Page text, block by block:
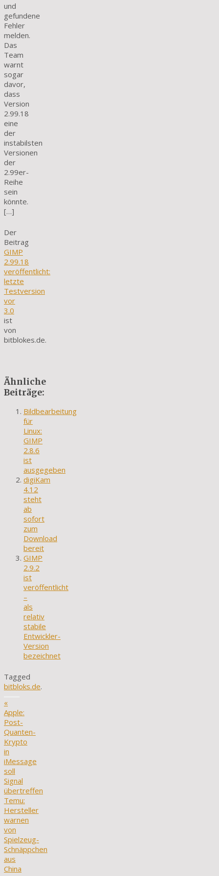
und
gefundene
Fehler
melden.
Das
Team
warnt
sogar
davor,
dass
Version
2.99.18
eine
der
instabilsten
Versionen
der
2.99er-
Reihe
sein
könnte.
[…]
Der
Beitrag
GIMP
2.99.18
veröffentlicht:
letzte
Testversion
vor
3.0
ist
von
bitblokes.de.
Ähnliche
Beiträge:
Bildbearbeitung
für
Linux:
GIMP
2.8.6
ist
ausgegeben
digiKam
4.12
steht
ab
sofort
zum
Download
bereit
GIMP
2.9.2
ist
veröffentlicht
–
als
relativ
stabile
Entwickler-
Version
bezeichnet
Tagged
bitbloks.de.
«
Apple:
Post-
Quanten-
Krypto
in
iMessage
soll
Signal
übertreffen
Temu:
Hersteller
warnen
von
Spielzeug-
Schnäppchen
aus
China